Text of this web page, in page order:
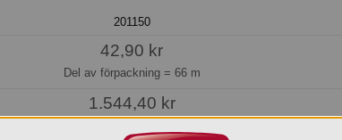
201150
42,90 kr
Del av förpackning = 66 m
1.544,40 kr